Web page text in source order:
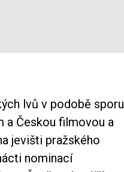
lvů v podobě sporu
a Českou filmovou a
jevišti pražského
nominací